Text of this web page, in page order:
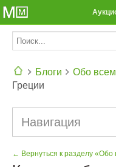
Блоги Обо всем
Греции
Навигация
← Вернуться к разделу «Обо